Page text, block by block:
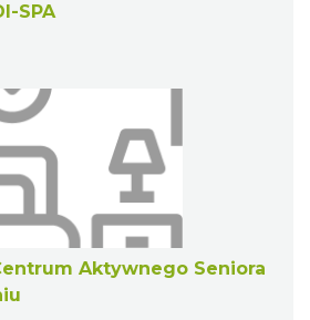
SPA
Aktywnego Seniora